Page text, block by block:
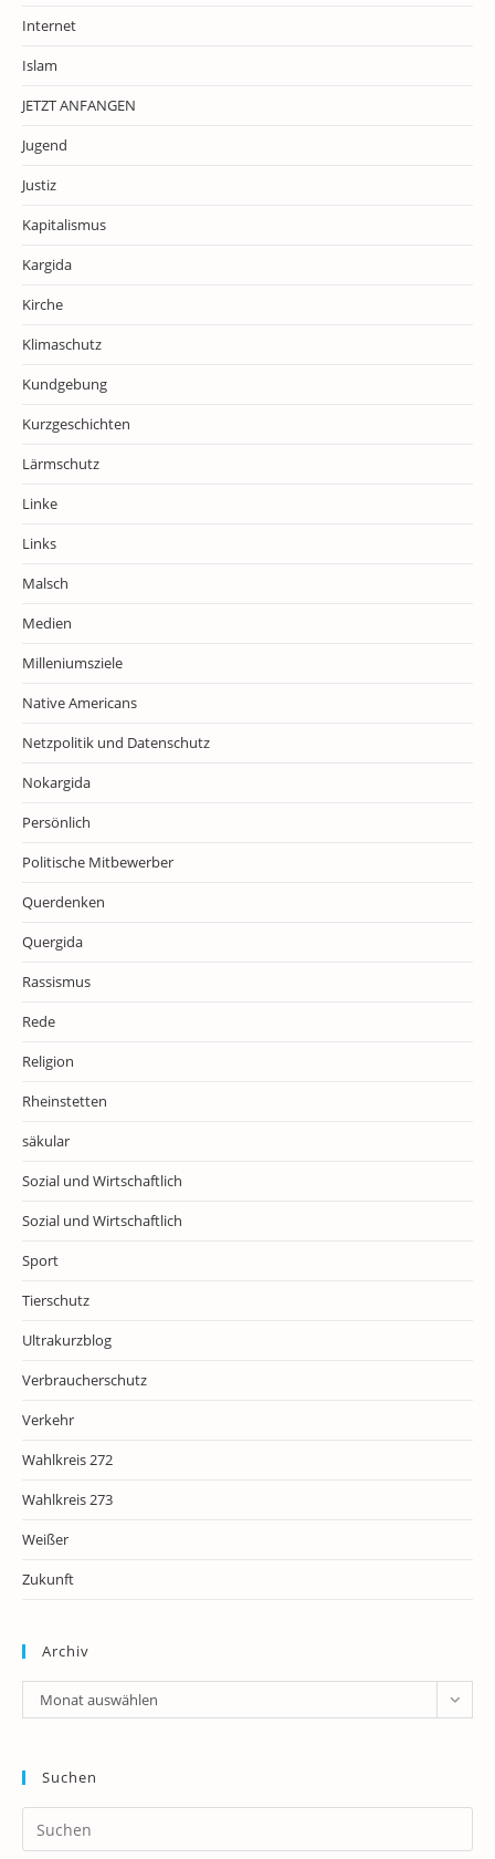
Internet
Islam
JETZT ANFANGEN
Jugend
Justiz
Kapitalismus
Kargida
Kirche
Klimaschutz
Kundgebung
Kurzgeschichten
Lärmschutz
Linke
Links
Malsch
Medien
Milleniumsziele
Native Americans
Netzpolitik und Datenschutz
Nokargida
Persönlich
Politische Mitbewerber
Querdenken
Quergida
Rassismus
Rede
Religion
Rheinstetten
säkular
Sozial und Wirtschaftlich
Sozial und Wirtschaftlich
Sport
Tierschutz
Ultrakurzblog
Verbraucherschutz
Verkehr
Wahlkreis 272
Wahlkreis 273
Weißer
Zukunft
Archiv
Archiv
Monat auswählen
Suchen